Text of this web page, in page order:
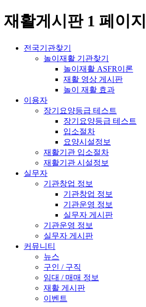
재활게시판 1 페이지
전국기관찾기
놀이재활 기관찾기
놀이재활 ASFR이론
재활 영상 게시판
놀이 재활 효과
이용자
장기요양등급 테스트
장기요양등급 테스트
입소절차
요양시설정보
재활기관 입소절차
재활기관 시설정보
실무자
기관창업 정보
기관창업 정보
기관운영 정보
실무자 게시판
기관운영 정보
실무자 게시판
커뮤니티
뉴스
구인 / 구직
임대 / 매매 정보
재활 게시판
이벤트